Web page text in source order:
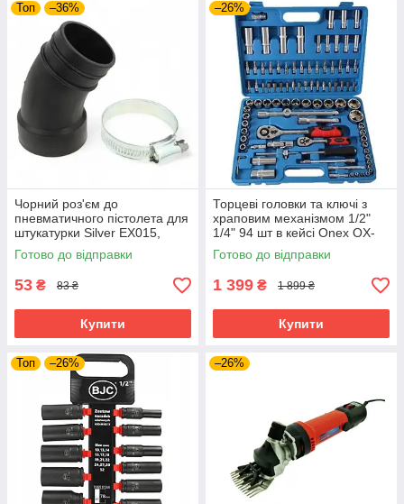
Топ –36%
Чорний роз'єм до
пневматичного пістолета для
штукатурки Silver EX015,
фітинг для підключення
повітря
Готово до відправки
53 ₴ 83 ₴
Купити
–26%
Торцеві головки та ключі з
храповим механізмом 1/2"
1/4" 94 шт в кейсі Onex OX-
249M набір торцевих ключів
Готово до відправки
1 399 ₴ 1 899 ₴
Купити
Топ –26% –26%